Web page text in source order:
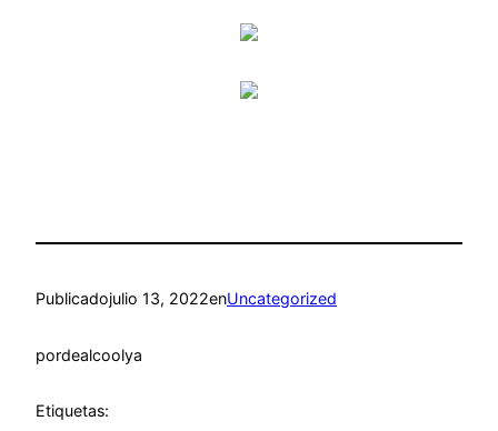
Publicadojulio 13, 2022enUncategorized
pordealcoolya
Etiquetas: